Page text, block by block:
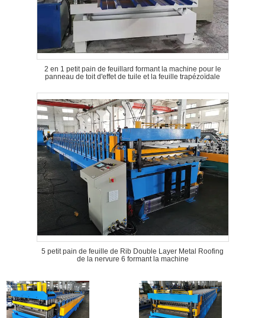
2 en 1 petit pain de feuillard formant la machine pour le
panneau de toit d'effet de tuile et la feuille trapézoïdale
5 petit pain de feuille de Rib Double Layer Metal Roofing
de la nervure 6 formant la machine